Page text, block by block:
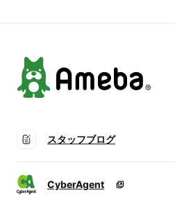
スタッフブログ
CyberAgent